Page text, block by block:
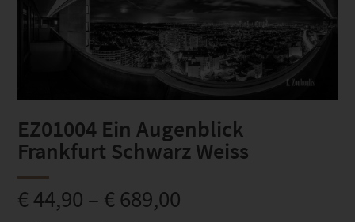
EZ01004 Ein Augenblick
Frankfurt Schwarz Weiss
€44,90 – € 689,00